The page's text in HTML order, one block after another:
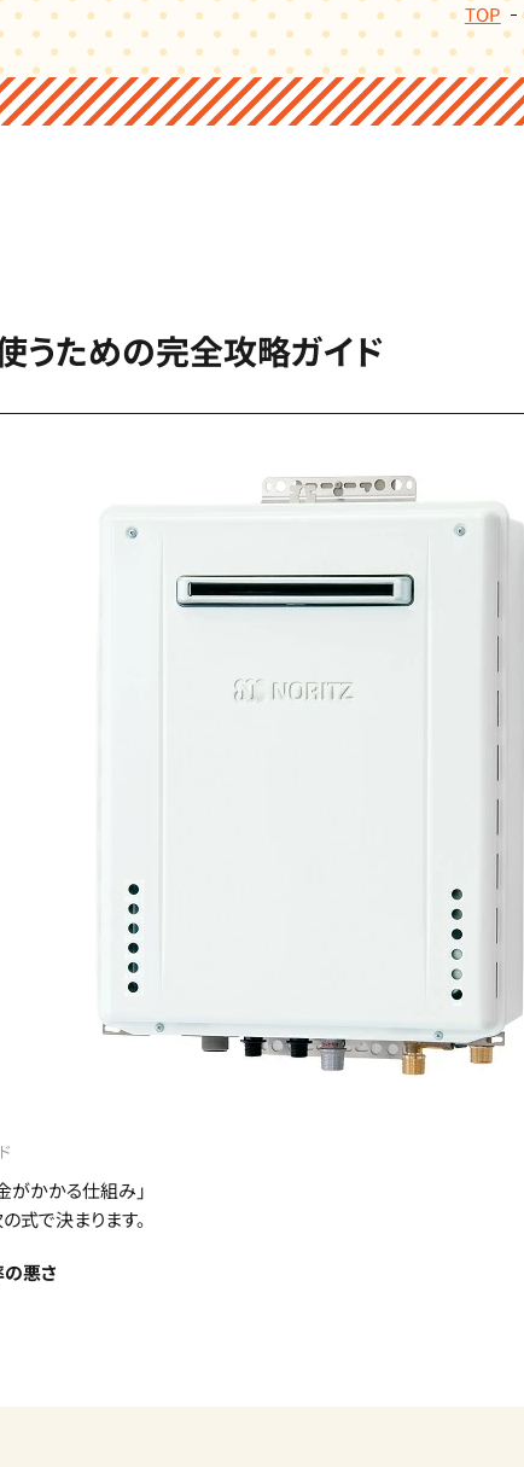
TOP
うための完全攻略ガイド
がかかる仕組み」
式で決まります。
悪さ